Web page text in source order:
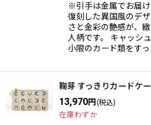
※引手は金属でお届
復刻した異国風のデ
さと金彩の艶感が、
人柄です。 キャッシ
小限のカード類をす
鞠芽 すっきりカードケー
13,970円(税込)
在庫わずか